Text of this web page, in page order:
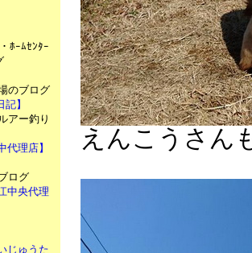
ﾎｰﾑｾﾝﾀｰ
のブログ
】
アー釣り
代理店】
ログ
中央代理
じゅうた
えんこうさん